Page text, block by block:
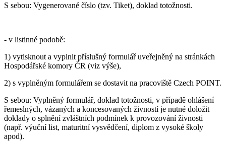
S sebou: Vygenerované číslo (tzv. Tiket), doklad totožnosti.
- v listinné podobě:
1) vytisknout a vyplnit příslušný formulář uveřejněný na stránkách
Hospodářské komory ČR (viz výše),
2) s vyplněným formulářem se dostavit na pracoviště Czech POINT.
S sebou: Vyplněný formulář, doklad totožnosti, v případě ohlášení
řemeslných, vázaných a koncesovaných živností je nutné doložit
doklady o splnění zvláštních podmínek k provozování živnosti
(např. výuční list, maturitní vysvědčení, diplom z vysoké školy
apod).